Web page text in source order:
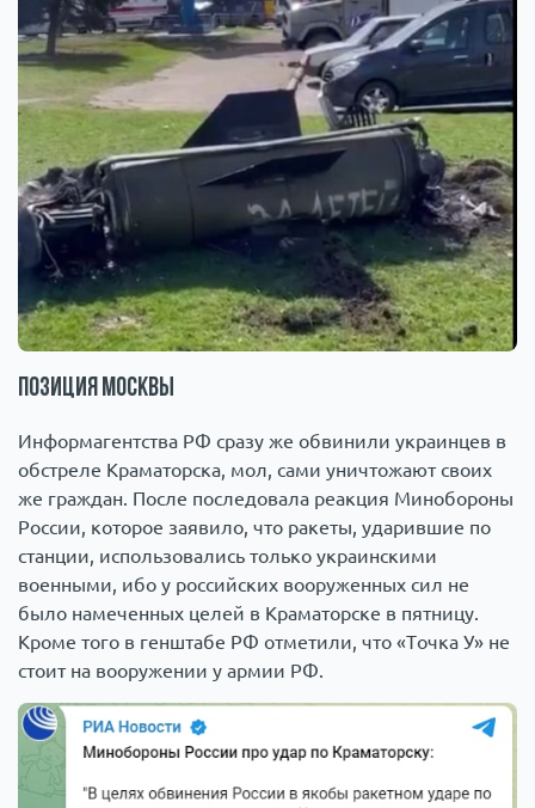
Позиция Москвы
Информагентства РФ сразу же обвинили украинцев в
обстреле Краматорска, мол, сами уничтожают своих
же граждан. После последовала реакция Минобороны
России, которое заявило, что ракеты, ударившие по
станции, использовались только украинскими
военными, ибо у российских вооруженных сил не
было намеченных целей в Краматорске в пятницу.
Кроме того в генштабе РФ отметили, что «Точка У» не
стоит на вооружении у армии РФ.